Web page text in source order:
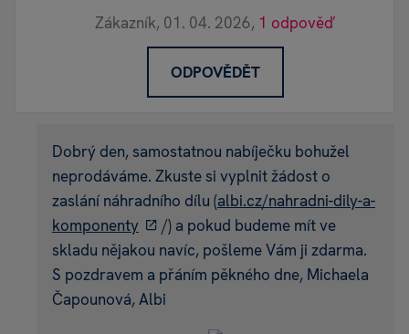
Zákazník, 01. 04. 2026, 1 odpověď
ODPOVĚDĚT
Dobrý den, samostatnou nabíječku bohužel
neprodáváme. Zkuste si vyplnit žádost o
zaslání náhradního dílu (albi.cz/nahradni-dily-a-
komponenty
/) a pokud budeme mít ve
skladu nějakou navíc, pošleme Vám ji zdarma.
S pozdravem a přáním pěkného dne, Michaela
Čapounová, Albi